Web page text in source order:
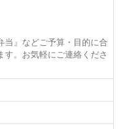
当』などご予算・目的に合
す。お気軽にご連絡くださ